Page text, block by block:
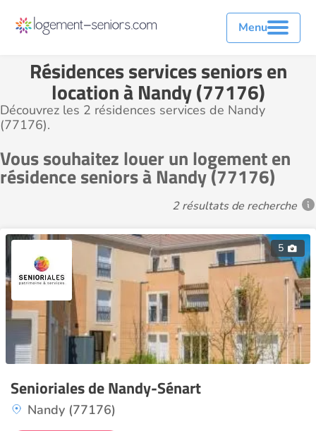
Menu
Résidences services seniors en
location à Nandy (77176)
Découvrez les 2 résidences services de Nandy
(77176).
Vous souhaitez louer un logement en
résidence seniors à Nandy (77176)
2 résultats de recherche
5
Senioriales de Nandy-Sénart
Nandy (77176)